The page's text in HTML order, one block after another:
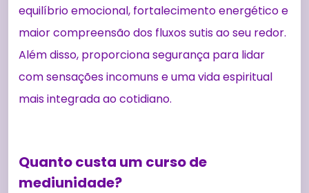
equilíbrio emocional, fortalecimento energético e
maior compreensão dos fluxos sutis ao seu redor.
Além disso, proporciona segurança para lidar
com sensações incomuns e uma vida espiritual
mais integrada ao cotidiano.
Quanto custa um curso de
mediunidade?